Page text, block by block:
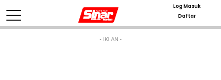
Log Masuk
Daftar
- IKLAN -